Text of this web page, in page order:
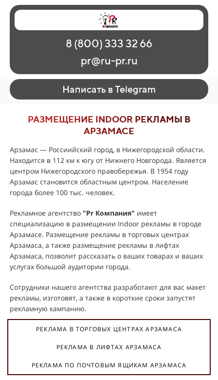
Главная
Наши работы
О рекламе
Регионы
Контакты
8 (800) 333 32 66
pr@ru-pr.ru
Написать в Telegram
РАЗМЕЩЕНИЕ INDOOR РЕКЛАМЫ В
АРЗАМАСЕ
Арзамас — Россиийский город, в Нижегородской области.
Находится в 112 км к югу от Нижнего Новгорода. Является
центром Нижегородского правобережья. В 1954 году
Арзамас становится областным центром. Население
города более 100 тыс. человек.
Рекламное агентство "Pr Компания" имеет
специализацию в размещении Indoor рекламы в городе
Арзамасе. Размещение рекламы в торговых центрах
Арзамаса, а также размещение рекламы в лифтах
Арзамаса, позволит рассказать о ваших товарах и ваших
услугах большой аудитории города.
Сотрудники нашего агентства разработают для вас макет
рекламы, изготовят, а также в короткие сроки запустят
рекламную кампанию.
РЕКЛАМА В ТОРГОВЫХ ЦЕНТРАХ АРЗАМАСА
РЕКЛАМА В ЛИФТАХ АРЗАМАСА
РЕКЛАМА ПО ПОЧТОВЫМ ЯЩИКАМ АРЗАМАСА